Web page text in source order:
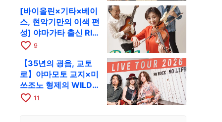
[바이올린×기타×베이
스, 현악기만의 이색 편
성] 야마가타 출신 RIM
이 첫 전국 투어로 8월
favorite_border 9
【35년의 굉음, 교토
로】야마모토 교지×미
쓰조노 형제의 WILD
FLAG가 8월 6일 RAG
favorite_border 11